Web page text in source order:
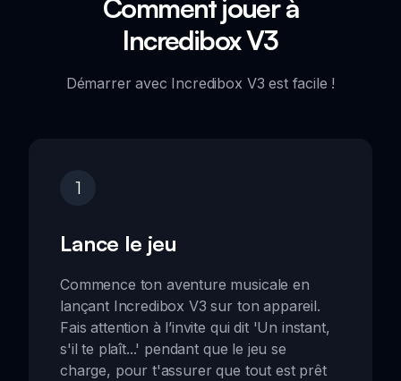
Comment jouer à
Incredibox V3
Démarrer avec Incredibox V3 est facile !
1
Lance le jeu
Commence ton aventure musicale en
lançant Incredibox V3 sur ton appareil.
Fais attention à l’invite qui dit 'Un instant,
s'il te plaît...' pendant que le jeu se
charge, pour t'assurer que tout est prêt